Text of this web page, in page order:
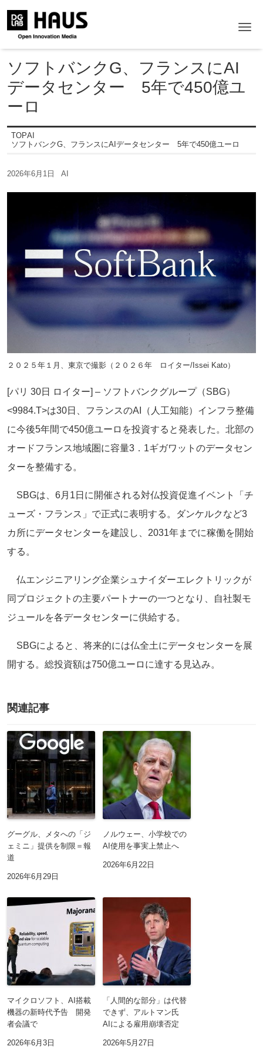
ソフトバンクG、フランスにAI
データセンター 5年で450億ユ
ーロ
TOPAI
ソフトバンクG、フランスにAIデータセンター 5年で450億ユーロ
2026年6月1日 AI
２０２５年１月、東京で撮影（２０２６年 ロイター/Issei Kato）
[パリ 30日 ロイター] – ソフトバンクグループ（SBG）
<9984.T>は30日、フランスのAI（人工知能）インフラ整備
に今後5年間で450億ユーロを投資すると発表した。北部の
オードフランス地域圏に容量3．1ギガワットのデータセン
ターを整備する。
SBGは、6月1日に開催される対仏投資促進イベント「チ
ューズ・フランス」で正式に表明する。ダンケルクなど3
カ所にデータセンターを建設し、2031年までに稼働を開始
する。
仏エンジニアリング企業シュナイダーエレクトリックが
同プロジェクトの主要パートナーの一つとなり、自社製モ
ジュールを各データセンターに供給する。
SBGによると、将来的には仏全土にデータセンターを展
開する。総投資額は750億ユーロに達する見込み。
関連記事
グーグル、メタへの「ジ
ェミニ」提供を制限＝報
道
2026年6月29日
ノルウェー、小学校での
AI使用を事実上禁止へ
2026年6月22日
マイクロソフト、AI搭載
機器の新時代予告 開発
者会議で
2026年6月3日
「人間的な部分」は代替
できず、アルトマン氏
AIによる雇用崩壊否定
2026年5月27日